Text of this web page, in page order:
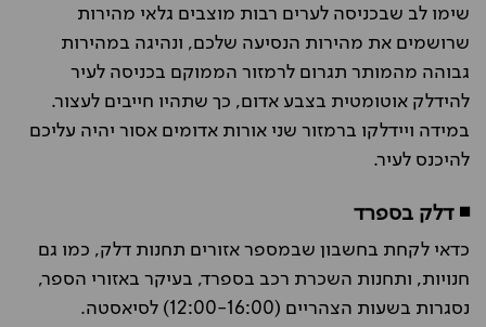
שימו לב שבכניסה לערים רבות מוצבים גלאי מהירות
שרושמים את מהירות הנסיעה שלכם, ונהיגה במהירות
גבוהה מהמותר תגרום לרמזור הממוקם בכניסה לעיר
להידלק אוטומטית בצבע אדום, כך שתהיו חייבים לעצור.
במידה ויידלקו ברמזור שני אורות אדומים אסור יהיה עליכם
להיכנס לעיר.
◾ דלק בספרד
כדאי לקחת בחשבון שבמספר אזורים תחנות דלק, כמו גם
חנויות, ותחנות השכרת רכב בספרד, בעיקר באזורי הספר,
נסגרות בשעות הצהריים (12:00-16:00) לסיאסטה.